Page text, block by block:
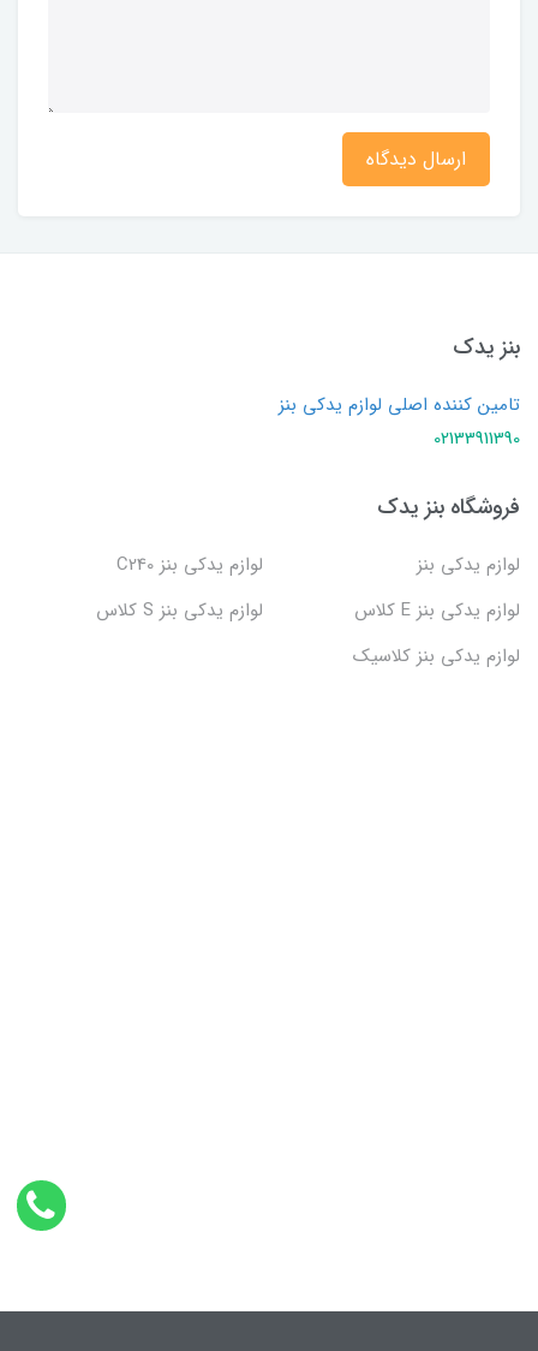
ارسال دیدگاه
بنز یدک
تامین کننده اصلی لوازم یدکی بنز
02133911390
فروشگاه بنز یدک
لوازم یدکی بنز
لوازم یدکی بنز C240
لوازم یدکی بنز E کلاس
لوازم یدکی بنز S کلاس
لوازم یدکی بنز کلاسیک